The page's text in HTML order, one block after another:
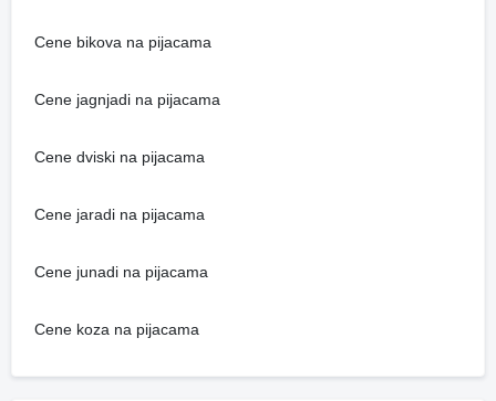
Cene bikova na pijacama
Cene jagnjadi na pijacama
Cene dviski na pijacama
Cene jaradi na pijacama
Cene junadi na pijacama
Cene koza na pijacama